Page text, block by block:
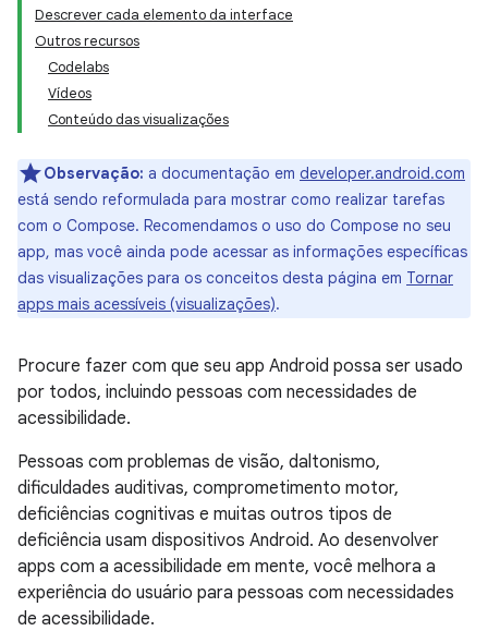
Descrever cada elemento da interface
Outros recursos
Codelabs
Vídeos
Conteúdo das visualizações
Observação: a documentação em developer.android.com
está sendo reformulada para mostrar como realizar tarefas
com o Compose. Recomendamos o uso do Compose no seu
app, mas você ainda pode acessar as informações específicas
das visualizações para os conceitos desta página em Tornar
apps mais acessíveis (visualizações).
Procure fazer com que seu app Android possa ser usado
por todos, incluindo pessoas com necessidades de
acessibilidade.
Pessoas com problemas de visão, daltonismo,
dificuldades auditivas, comprometimento motor,
deficiências cognitivas e muitas outros tipos de
deficiência usam dispositivos Android. Ao desenvolver
apps com a acessibilidade em mente, você melhora a
experiência do usuário para pessoas com necessidades
de acessibilidade.